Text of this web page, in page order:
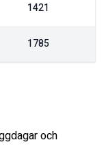
1421
1785
och